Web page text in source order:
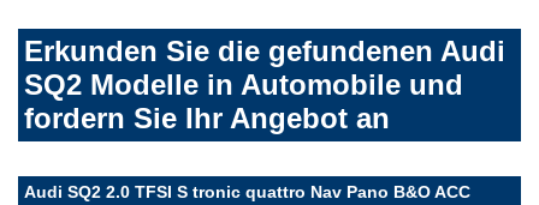
Erkunden Sie die gefundenen Audi
SQ2 Modelle in Automobile und
fordern Sie Ihr Angebot an
Audi SQ2 2.0 TFSI S tronic quattro Nav Pano B&O ACC